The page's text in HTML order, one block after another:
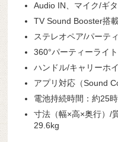
Audio IN、マイク/ギ
TV Sound Booster搭
ステレオペア/パーテ
360°パーティーライト
ハンドル/キャリーホ
アプリ対応（Sound
電池持続時間：約25
寸法（幅×高×奥行）/
29.6kg